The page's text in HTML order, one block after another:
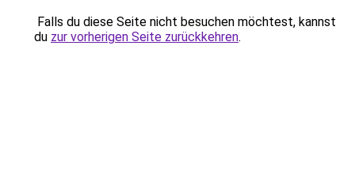
Falls du diese Seite nicht besuchen möchtest, kannst
du zur vorherigen Seite zurückkehren.